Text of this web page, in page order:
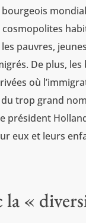
pauvres,
De plus,
où
trop grand
président
eux et leurs
la «